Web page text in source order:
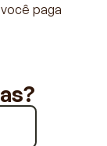
paga